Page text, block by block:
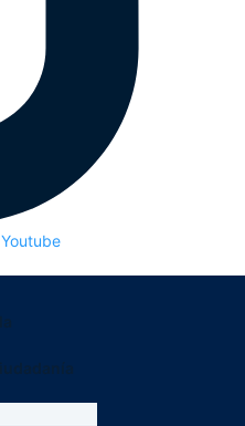
Youtube